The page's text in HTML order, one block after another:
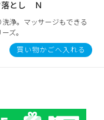
落とし Ｎ
浄。マッサージもできる
ズ。
買い物かごへ入れる